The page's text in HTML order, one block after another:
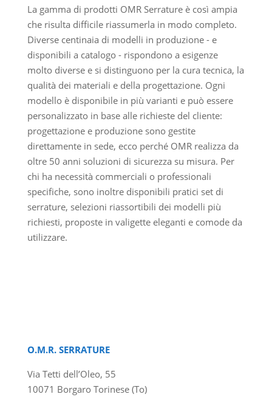
La gamma di prodotti OMR Serrature è così ampia
che risulta difficile riassumerla in modo completo.
Diverse centinaia di modelli in produzione - e
disponibili a catalogo - rispondono a esigenze
molto diverse e si distinguono per la cura tecnica, la
qualità dei materiali e della progettazione. Ogni
modello è disponibile in più varianti e può essere
personalizzato in base alle richieste del cliente:
progettazione e produzione sono gestite
direttamente in sede, ecco perché OMR realizza da
oltre 50 anni soluzioni di sicurezza su misura. Per
chi ha necessità commerciali o professionali
specifiche, sono inoltre disponibili pratici set di
serrature, selezioni riassortibili dei modelli più
richiesti, proposte in valigette eleganti e comode da
utilizzare.
O.M.R. SERRATURE
Via Tetti dell’Oleo, 55
10071 Borgaro Torinese (To)